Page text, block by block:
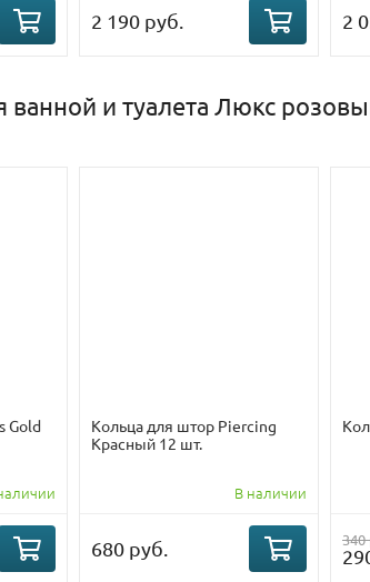
2 190 руб. 2
и туалета Люкс
Gold
Кольца для штор Piercing
Красный 12 шт.
В наличии
680 руб. 340